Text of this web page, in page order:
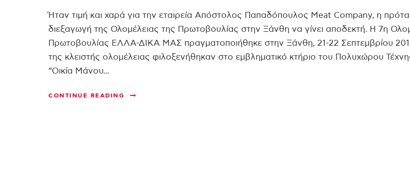
Ήταν τιμή και χαρά για την εταιρεία Απόστολος Παπαδόπουλος Meat Company, η
διεξαγωγή της Ολομέλειας της Πρωτοβουλίας στην Ξάνθη να γίνει αποδεκτή. Η 7η
Πρωτοβουλίας ΕΛΛΑ-ΔΙΚΑ ΜΑΣ πραγματοποιήθηκε στην Ξάνθη, 21-22 Σεπτεμβρίου
της κλειστής ολομέλειας φιλοξενήθηκαν στο εμβληματικό κτήριο του Πολυχώρου
“Οικία Μάνου...
CONTINUE READING